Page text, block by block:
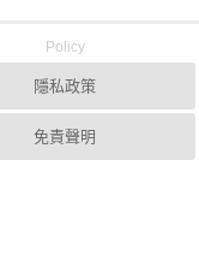
Policy
隱私政策
免責聲明